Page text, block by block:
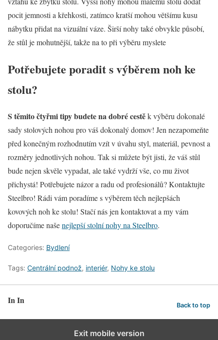
pocit jemnosti a křehkosti, zatímco kratší mohou většímu kusu
nábytku přidat na vizuální váze. Širší nohy také obvykle působí,
že stůl je mohutnější, takže na to při výběru myslete
Potřebujete poradit s výběrem noh ke
stolu?
S těmito čtyřmi tipy budete na dobré cestěk výběru dokonalé
sady stolových nohou pro váš dokonalý domov! Jen nezapomeňte
před konečným rozhodnutím vzít v úvahu styl, materiál, pevnost a
rozměry jednotlivých nohou. Tak si můžete být jisti, že váš stůl
bude nejen skvěle vypadat, ale také vydrží vše, co mu život
přichystá! Potřebujete názor a radu od profesionálů? Kontaktujte
Steelbro! Rádi vám poradíme s výběrem těch nejlepšách
kovových noh ke stolu! Stačí nás jen kontaktovat a my vám
doporučíme našenejlepší stolní nohy na Steelbro.
Categories: Bydlení
Tags: Centrální podnož, interiér, Nohy ke stolu
In In Back to top
Exit mobile version